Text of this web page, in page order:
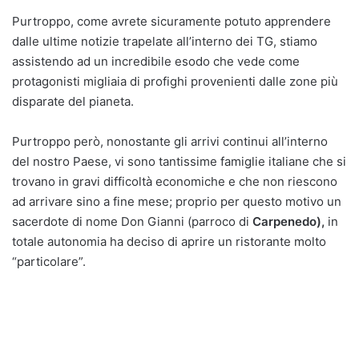
Purtroppo, come avrete sicuramente potuto apprendere
dalle ultime notizie trapelate all’interno dei TG, stiamo
assistendo ad un incredibile esodo che vede come
protagonisti migliaia di profighi provenienti dalle zone più
disparate del pianeta.
Purtroppo però, nonostante gli arrivi continui all’interno
del nostro Paese, vi sono tantissime famiglie italiane che si
trovano in gravi difficoltà economiche e che non riescono
ad arrivare sino a fine mese; proprio per questo motivo un
sacerdote di nome Don Gianni (parroco di Carpenedo), in
totale autonomia ha deciso di aprire un ristorante molto
“particolare”.